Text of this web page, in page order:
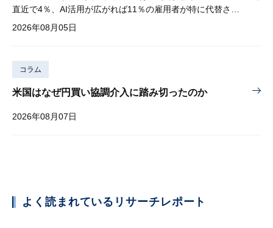
直近で4％、AI活用が広がれば11％の雇用者が特に代替されやすい
2026年08月05日
コラム
米国はなぜ円買い協調介入に踏み切ったのか
2026年08月07日
よく読まれているリサーチレポート